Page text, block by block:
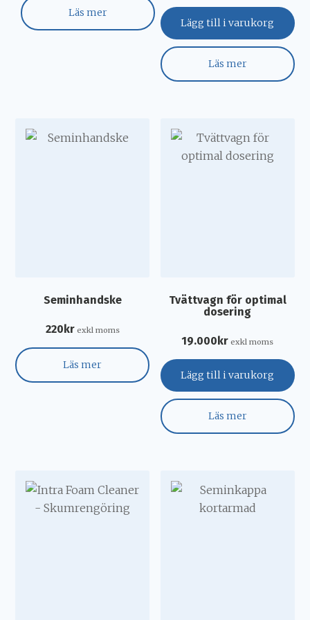
Läs mer
Lägg till i varukorg
Läs mer
Seminhandske
220kr exkl moms
Läs mer
Tvättvagn för optimal
dosering
19.000kr exkl moms
Lägg till i varukorg
Läs mer